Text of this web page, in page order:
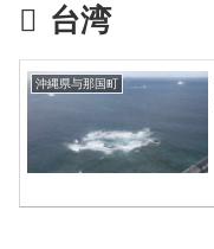
台湾
沖縄県与那国町